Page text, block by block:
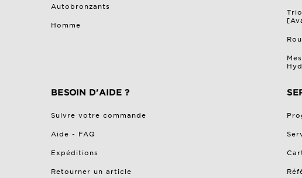
Autobronzants
Homme
BESOIN D'AIDE ?
Suivre votre commande
Aide - FAQ
Expéditions
Retourner un article